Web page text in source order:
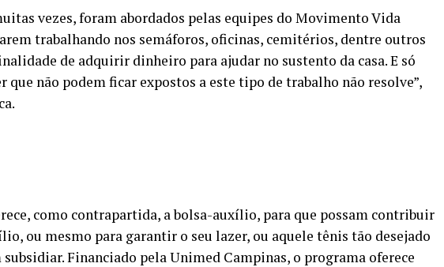
vezes, foram abordados pelas equipes do Movimento Vida
trabalhando nos semáforos, oficinas, cemitérios, dentre outros
de adquirir dinheiro para ajudar no sustento da casa. E só
que não podem ficar expostos a este tipo de trabalho não resolve”,
como contrapartida, a bolsa-auxílio, para que possam contribuir
ou mesmo para garantir o seu lazer, ou aquele tênis tão desejado
subsidiar. Financiado pela Unimed Campinas, o programa oferece